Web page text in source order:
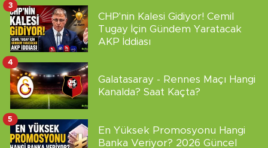
CHP'nin Kalesi Gidiyor! Cemil
Tugay İçin Gündem Yaratacak
AKP İddiası
3
Galatasaray - Rennes Maçı Hangi
Kanalda? Saat Kaçta?
4
En Yüksek Promosyonu Hangi
Banka Veriyor? 2026 Güncel
5